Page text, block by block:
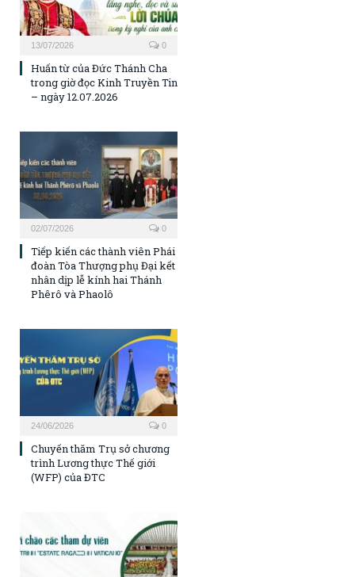
13/07/2026 0
Huấn từ của Đức Thánh Cha
trong giờ đọc Kinh Truyền Tin
– ngày 12.07.2026
02/07/2026 0
Tiếp kiến các thành viên Phái
đoàn Tòa Thượng phụ Đại kết
nhân dịp lễ kính hai Thánh
Phêrô và Phaolô
24/06/2026 0
Chuyến thăm Trụ sở chương
trình Lương thực Thế giới
(WFP) của ĐTC